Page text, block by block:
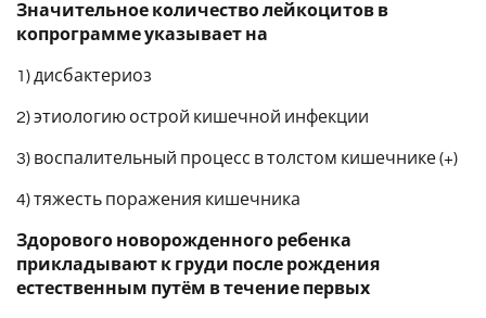
Значительное количество лейкоцитов в
копрограмме указывает на
1) дисбактериоз
2) этиологию острой кишечной инфекции
3) воспалительный процесс в толстом кишечнике (+)
4) тяжесть поражения кишечника
Здорового новорожденного ребенка
прикладывают к груди после рождения
естественным путём в течение первых